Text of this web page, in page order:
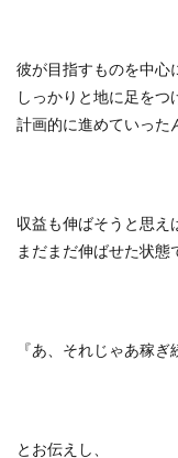
彼が目指すものを中心
しっかりと地に足をつ
計画的に進めていった
収益も伸ばそうと思え
まだまだ伸ばせた状態
『あ、それじゃあ稼
とお伝えし、